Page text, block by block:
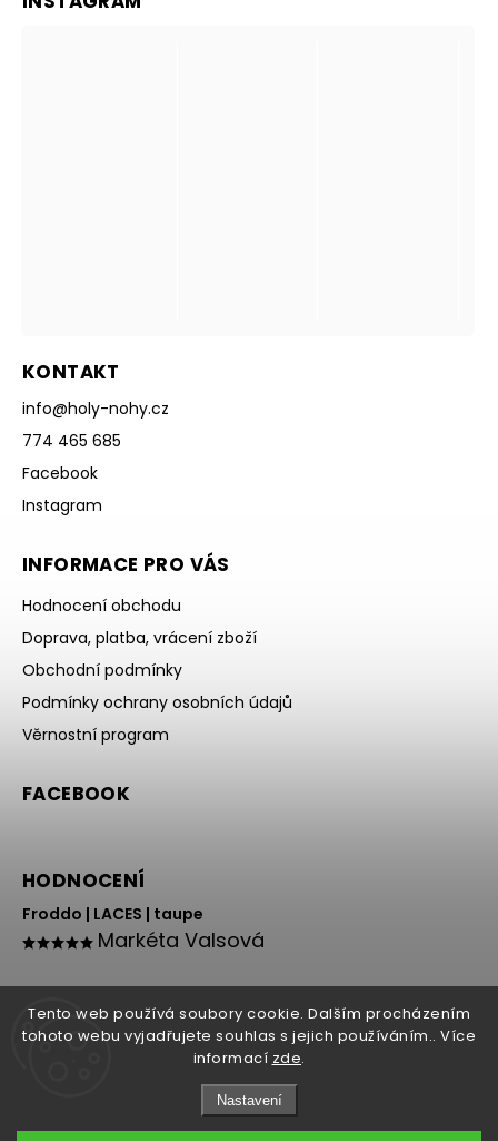
Tento web používá soubory cookie. Dalším procházením
tohoto webu vyjadřujete souhlas s jejich používáním.. Více
informací zde.
Nastavení
KONTAKT
info@holy-nohy.cz
774 465 685
Facebook
Instagram
INFORMACE PRO VÁS
Hodnocení obchodu
Doprava, platba, vrácení zboží
Obchodní podmínky
Podmínky ochrany osobních údajů
Věrnostní program
FACEBOOK
HODNOCENÍ
Froddo | LACES | taupe
Markéta Valsová